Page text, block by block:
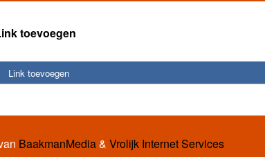
toevoegen
Link toevoegen
BaakmanMedia& Vrolijk Internet Services